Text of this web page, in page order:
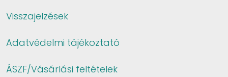
Visszajelzések
Adatvédelmi tájékoztató
ÁSZF/Vásárlási feltételek